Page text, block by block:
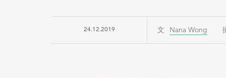
24.12.2019 Nana Wong